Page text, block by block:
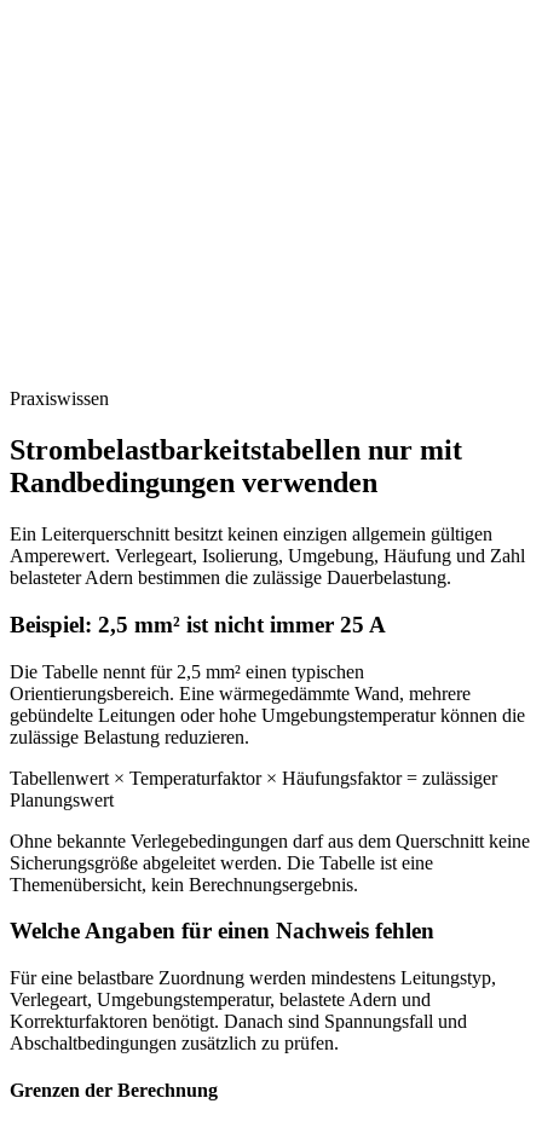
Praxiswissen
Strombelastbarkeitstabellen nur mit
Randbedingungen verwenden
Ein Leiterquerschnitt besitzt keinen einzigen allgemein gültigen
Amperewert. Verlegeart, Isolierung, Umgebung, Häufung und Zahl
belasteter Adern bestimmen die zulässige Dauerbelastung.
Beispiel: 2,5 mm² ist nicht immer 25 A
Die Tabelle nennt für 2,5 mm² einen typischen
Orientierungsbereich. Eine wärmegedämmte Wand, mehrere
gebündelte Leitungen oder hohe Umgebungstemperatur können die
zulässige Belastung reduzieren.
Tabellenwert × Temperaturfaktor × Häufungsfaktor = zulässiger
Planungswert
Ohne bekannte Verlegebedingungen darf aus dem Querschnitt keine
Sicherungsgröße abgeleitet werden. Die Tabelle ist eine
Themenübersicht, kein Berechnungsergebnis.
Welche Angaben für einen Nachweis fehlen
Für eine belastbare Zuordnung werden mindestens Leitungstyp,
Verlegeart, Umgebungstemperatur, belastete Adern und
Korrekturfaktoren benötigt. Danach sind Spannungsfall und
Abschaltbedingungen zusätzlich zu prüfen.
Grenzen der Berechnung